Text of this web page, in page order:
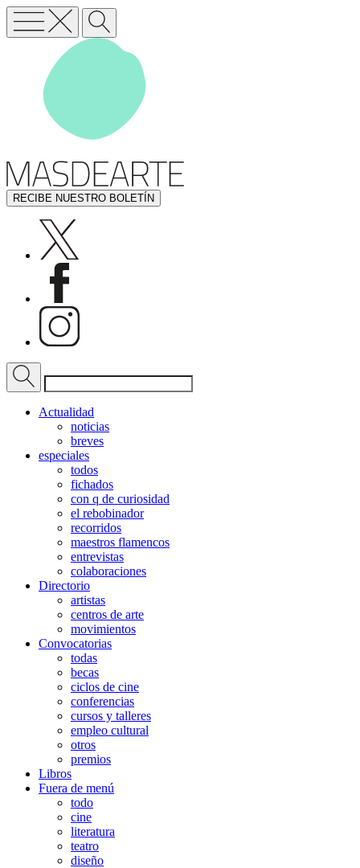
RECIBE NUESTRO BOLETÍN
Actualidad
noticias
breves
especiales
todos
fichados
con q de curiosidad
el rebobinador
recorridos
maestros flamencos
entrevistas
colaboraciones
Directorio
artistas
centros de arte
movimientos
Convocatorias
todas
becas
ciclos de cine
conferencias
cursos y talleres
empleo cultural
otros
premios
Libros
Fuera de menú
todo
cine
literatura
teatro
diseño